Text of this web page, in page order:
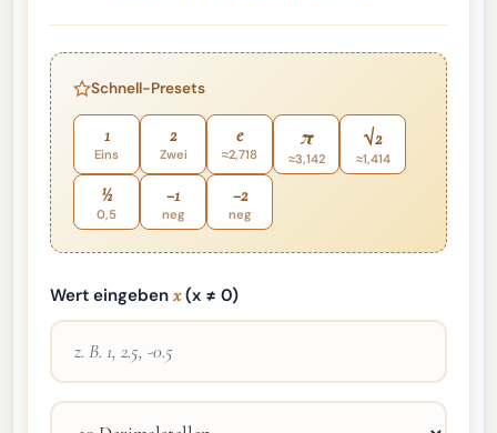
Schnell-Presets
1
Eins
2
Zwei
e
≈2,718
π
≈3,142
√2
≈1,414
½
0,5
−1
neg
−2
neg
Wert eingebenx(x ≠ 0)